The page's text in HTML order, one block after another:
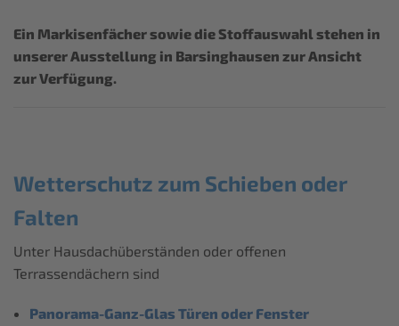
Ein Markisenfächer sowie die Stoffauswahl stehen in
unserer Ausstellung in Barsinghausen zur Ansicht
zur Verfügung.
Wetterschutz zum Schieben oder
Falten
Unter Hausdachüberständen oder offenen
Terrassendächern sind
Panorama-Ganz-Glas Türen oder Fenster